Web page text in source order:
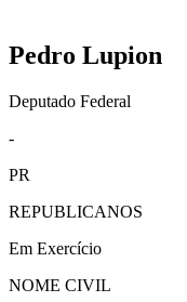
Pedro Lupion
Deputado Federal
-
PR
REPUBLICANOS
Em Exercício
NOME CIVIL